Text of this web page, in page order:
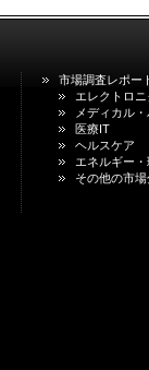
市場調査レポー
エレクトロ
メディカル
医療IT
ヘルスケア
エネルギー
その他の市